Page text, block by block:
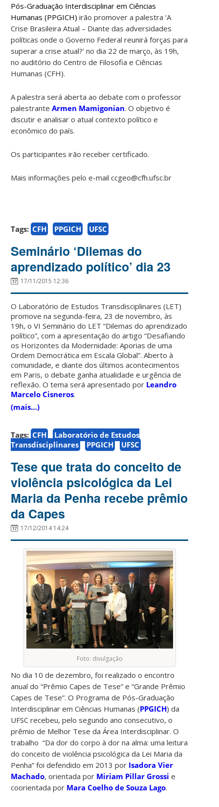
Pós-Graduação Interdisciplinar em Ciências
Humanas (PPGICH) irão promover a palestra ‘A
Crise Brasileira Atual – Diante das adversidades
políticas onde o Governo Federal reunirá forças para
superar a crise atual?’ no dia 22 de março, às 19h,
no auditório do Centro de Filosofia e Ciências
Humanas (CFH).
A palestra será aberta ao debate com o professor
palestrante Armen Mamigonian. O objetivo é
discutir e analisar o atual contexto político e
econômico do país.
Os participantes irão receber certificado.
Mais informações pelo e-mail ccgeo@cfh.ufsc.br
Tags: CFH PPGICH UFSC
Seminário ‘Dilemas do
aprendizado político’ dia 23
17/11/2015 12:36
O Laboratório de Estudos Transdisciplinares (LET)
promove na segunda-feira, 23 de novembro, às
19h, o VI Seminário do LET “Dilemas do aprendizado
político”, com a apresentação do artigo “Desafiando
os Horizontes da Modernidade: Aporias de uma
Ordem Democrática em Escala Global”. Aberto à
comunidade, e diante dos últimos acontecimentos
em Paris, o debate ganha atualidade e urgência de
reflexão. O tema será apresentado por Leandro
Marcelo Cisneros.
(mais…)
Tags: CFH
Laboratório de Estudos
Transdisciplinares
PPGICH UFSC
Tese que trata do conceito de
violência psicológica da Lei
Maria da Penha recebe prêmio
da Capes
17/12/2014 14:24
Foto: divulgação
No dia 10 de dezembro, foi realizado o encontro
anual do “Prêmio Capes de Tese” e “Grande Prêmio
Capes de Tese”. O Programa de Pós-Graduação
Interdisciplinar em Ciências Humanas (PPGICH) da
UFSC recebeu, pelo segundo ano consecutivo, o
prêmio de Melhor Tese da Área Interdisciplinar. O
trabalho “Da dor do corpo à dor na alma: uma leitura
do conceito de violência psicológica da Lei Maria da
Penha” foi defendido em 2013 por Isadora Vier
Machado, orientada por Miriam Pillar Grossi e
coorientada por Mara Coelho de Souza Lago.